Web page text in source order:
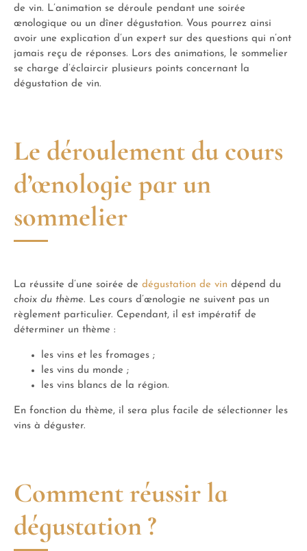
de vin. L’animation se déroule pendant une soirée
œnologique ou un dîner dégustation. Vous pourrez ainsi
avoir une explication d’un expert sur des questions qui n’ont
jamais reçu de réponses. Lors des animations, le sommelier
se charge d’éclaircir plusieurs points concernant la
dégustation de vin.
Le déroulement du cours
d’œnologie par un
sommelier
La réussite d’une soirée de dégustation de vin dépend du
choix du thème. Les cours d’œnologie ne suivent pas un
règlement particulier. Cependant, il est impératif de
déterminer un thème :
les vins et les fromages ;
les vins du monde ;
les vins blancs de la région.
En fonction du thème, il sera plus facile de sélectionner les
vins à déguster.
Comment réussir la
dégustation ?